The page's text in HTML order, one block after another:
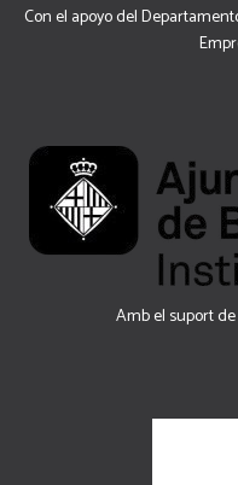
Con el apoyo del
Amb el suport